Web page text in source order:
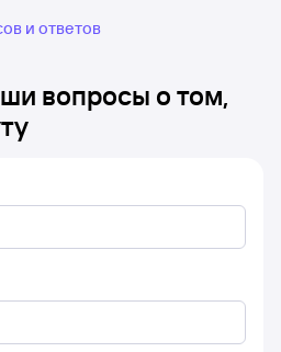
и ответов
вопросы о том,